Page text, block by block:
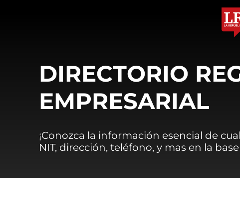
DIRECTORIO
EMPRESARIAL
¡Conozca la información esencial de
NIT, dirección, teléfono, y mas en la